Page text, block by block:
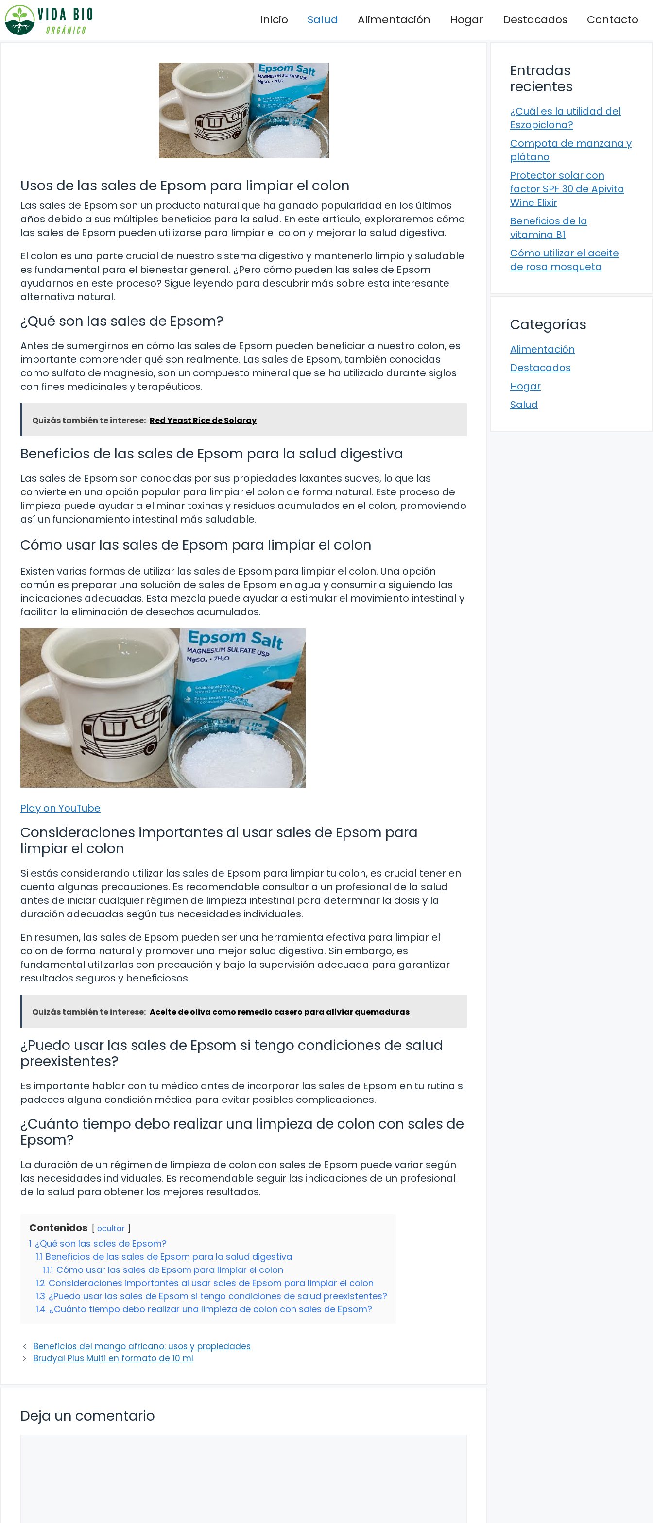
Saltar
al
contenido
Inicio Salud Alimentación Hogar Destacados Contacto
Usos de las sales de Epsom para limpiar el colon
Las sales de Epsom son un producto natural que ha ganado popularidad en los últimos
años debido a sus múltiples beneficios para la salud. En este artículo, exploraremos cómo
las sales de Epsom pueden utilizarse para limpiar el colon y mejorar la salud digestiva.
El colon es una parte crucial de nuestro sistema digestivo y mantenerlo limpio y saludable
es fundamental para el bienestar general. ¿Pero cómo pueden las sales de Epsom
ayudarnos en este proceso? Sigue leyendo para descubrir más sobre esta interesante
alternativa natural.
¿Qué son las sales de Epsom?
Antes de sumergirnos en cómo las sales de Epsom pueden beneficiar a nuestro colon, es
importante comprender qué son realmente. Las sales de Epsom, también conocidas
como sulfato de magnesio, son un compuesto mineral que se ha utilizado durante siglos
con fines medicinales y terapéuticos.
Quizás también te interese: Red Yeast Rice de Solaray
Beneficios de las sales de Epsom para la salud digestiva
Las sales de Epsom son conocidas por sus propiedades laxantes suaves, lo que las
convierte en una opción popular para limpiar el colon de forma natural. Este proceso de
limpieza puede ayudar a eliminar toxinas y residuos acumulados en el colon, promoviendo
así un funcionamiento intestinal más saludable.
Cómo usar las sales de Epsom para limpiar el colon
Existen varias formas de utilizar las sales de Epsom para limpiar el colon. Una opción
común es preparar una solución de sales de Epsom en agua y consumirla siguiendo las
indicaciones adecuadas. Esta mezcla puede ayudar a estimular el movimiento intestinal y
facilitar la eliminación de desechos acumulados.
Play on YouTube
Consideraciones importantes al usar sales de Epsom para
limpiar el colon
Si estás considerando utilizar las sales de Epsom para limpiar tu colon, es crucial tener en
cuenta algunas precauciones. Es recomendable consultar a un profesional de la salud
antes de iniciar cualquier régimen de limpieza intestinal para determinar la dosis y la
duración adecuadas según tus necesidades individuales.
En resumen, las sales de Epsom pueden ser una herramienta efectiva para limpiar el
colon de forma natural y promover una mejor salud digestiva. Sin embargo, es
fundamental utilizarlas con precaución y bajo la supervisión adecuada para garantizar
resultados seguros y beneficiosos.
Quizás también te interese: Aceite de oliva como remedio casero para aliviar quemaduras
¿Puedo usar las sales de Epsom si tengo condiciones de salud
preexistentes?
Es importante hablar con tu médico antes de incorporar las sales de Epsom en tu rutina si
padeces alguna condición médica para evitar posibles complicaciones.
¿Cuánto tiempo debo realizar una limpieza de colon con sales de
Epsom?
La duración de un régimen de limpieza de colon con sales de Epsom puede variar según
las necesidades individuales. Es recomendable seguir las indicaciones de un profesional
de la salud para obtener los mejores resultados.
Contenidos ocultar
1 ¿Qué son las sales de Epsom?
1.1 Beneficios de las sales de Epsom para la salud digestiva
1.1.1 Cómo usar las sales de Epsom para limpiar el colon
1.2 Consideraciones importantes al usar sales de Epsom para limpiar el colon
1.3 ¿Puedo usar las sales de Epsom si tengo condiciones de salud preexistentes?
1.4 ¿Cuánto tiempo debo realizar una limpieza de colon con sales de Epsom?
Beneficios del mango africano: usos y propiedades
Brudyal Plus Multi en formato de 10 ml
Deja un comentario
Entradas
recientes
¿Cuál es la utilidad del
Eszopiclona?
Compota de manzana y
plátano
Protector solar con
factor SPF 30 de Apivita
Wine Elixir
Beneficios de la
vitamina B1
Cómo utilizar el aceite
de rosa mosqueta
Categorías
Alimentación
Destacados
Hogar
Salud